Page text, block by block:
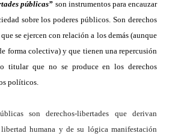
públicas” son instrumentos para encauzar
sobre los poderes públicos.Son derechos
se ejercen con relación a los demás (aunque
forma colectiva)yque tienen una repercusión
titular que no se produce en los derechos
políticos.
son derechos-libertades que derivan
humana y de su lógica manifestación